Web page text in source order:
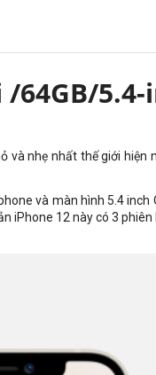
64GB/5.4-
và nhẹ nhất thế giới
và màn hình 5.4 inch
12 này có 3